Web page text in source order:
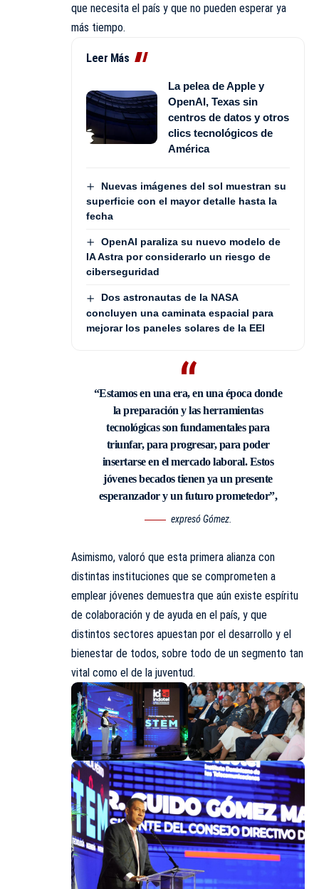
que necesita el país y que no pueden esperar ya
más tiempo.
Leer Más
La pelea de Apple y
OpenAI, Texas sin
centros de datos y otros
clics tecnológicos de
América
Nuevas imágenes del sol muestran su
superficie con el mayor detalle hasta la
fecha
OpenAI paraliza su nuevo modelo de
IA Astra por considerarlo un riesgo de
ciberseguridad
Dos astronautas de la NASA
concluyen una caminata espacial para
mejorar los paneles solares de la EEI
“Estamos en una era, en una época donde
la preparación y las herramientas
tecnológicas son fundamentales para
triunfar, para progresar, para poder
insertarse en el mercado laboral. Estos
jóvenes becados tienen ya un presente
esperanzador y un futuro prometedor”,
expresó Gómez.
Asimismo, valoró que esta primera alianza con
distintas instituciones que se comprometen a
emplear jóvenes demuestra que aún existe espíritu
de colaboración y de ayuda en el país, y que
distintos sectores apuestan por el desarrollo y el
bienestar de todos, sobre todo de un segmento tan
vital como el de la juventud.